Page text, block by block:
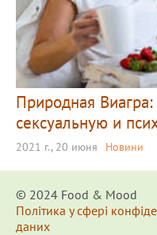
Природная
сексуальную и
2021 г., 20 июня Новини
© 2024 Food & Мood
Політика у сфері
даних